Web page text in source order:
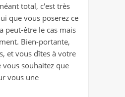
total, c'est très
que vous poserez ce
peut-être le cas mais
Bien-portante,
et vous dîtes à votre
vous souhaitez que
vous une